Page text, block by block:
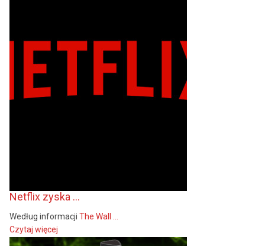
Netflix zyska ...
Według informacji The Wall ...
Czytaj więcej